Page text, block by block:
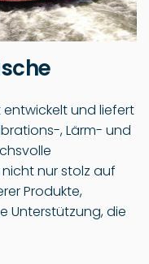
und liefert
, Lärm- und
nur stolz auf
Produkte,
Unterstützung, die